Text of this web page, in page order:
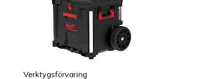
Verktygsförvaring